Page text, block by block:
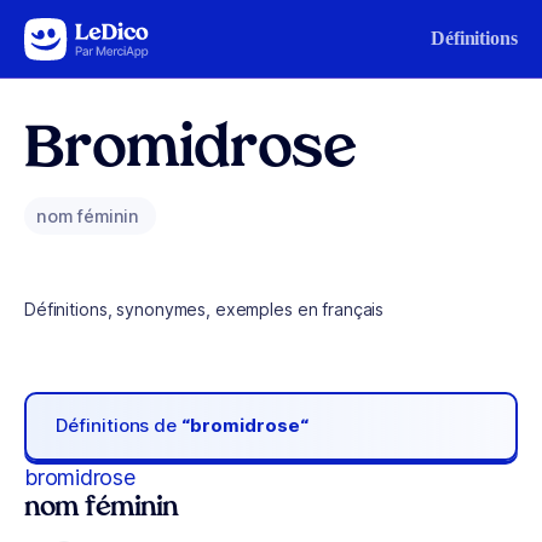
Aller au contenu Définitions
Bromidrose
nom féminin
Définitions, synonymes, exemples en français
Définitions de “bromidrose“
bromidrose
nom féminin